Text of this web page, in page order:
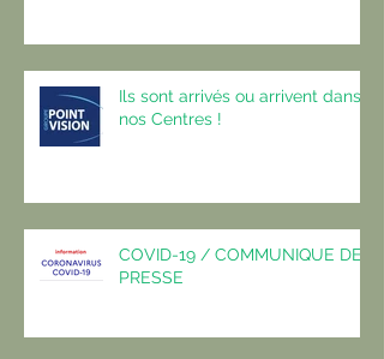
Ils sont arrivés ou arrivent dans
nos Centres !
COVID-19 / COMMUNIQUE DE
PRESSE